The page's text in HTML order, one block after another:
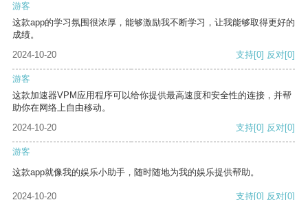
游客
这款app的学习氛围很浓厚，能够激励我不断学习，让我能够取得更好的
成绩。
2024-10-20
支持[0] 反对[0]
游客
这款加速器VPM应用程序可以给你提供最高速度和安全性的连接，并帮
助你在网络上自由移动。
2024-10-20
支持[0] 反对[0]
游客
这款app就像我的娱乐小助手，随时随地为我的娱乐提供帮助。
2024-10-20 支持[0] 反对[0]